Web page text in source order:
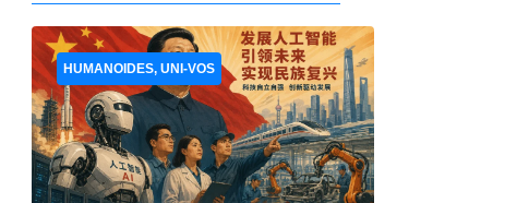
HUMANOIDES, UNI-VOS